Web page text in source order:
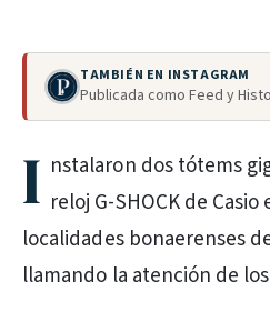
TAMBIÉN EN INSTAGRAM
Publicada como Feed y
I nstalaron dos tótems
reloj G-SHOCK de
localidades bonaerenses
llamando la atención de